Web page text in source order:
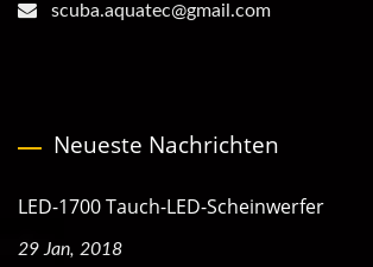
scuba.aquatec@gmail.com
Neueste Nachrichten
LED-1700 Tauch-LED-Scheinwerfer
29 Jan, 2018